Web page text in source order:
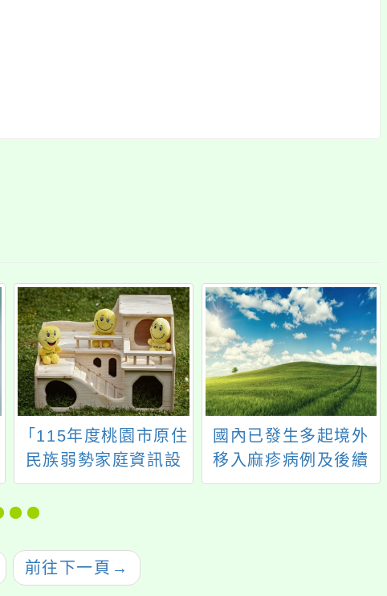
「115年度桃園市原住
民族弱勢家庭資訊設
備補助」案 自今
(115)年1月10日起至
國內已發生多起境外
移入麻疹病例及後續
本土傳播事件，請強
前往下一頁 →